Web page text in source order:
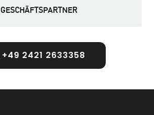
GESCHÄFTSPARTNER
+49 2421 2633358